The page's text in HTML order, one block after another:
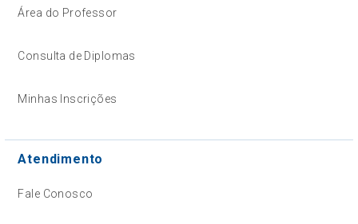
Área do Professor
Consulta de Diplomas
Minhas Inscrições
Atendimento
Fale Conosco